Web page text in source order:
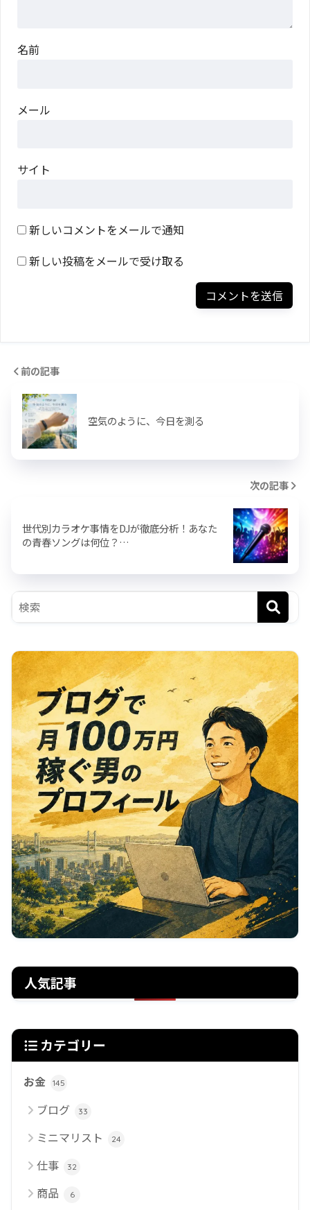
名前
メール
サイト
新しいコメントをメールで通知
新しい投稿をメールで受け取る
前の記事
空気のように、今日を測る
次の記事
世代別カラオケ事情をDJが徹底分析！あなた
の青春ソングは何位？…
人気記事
カテゴリー
お金 145
ブログ 33
ミニマリスト 24
仕事 32
商品 6